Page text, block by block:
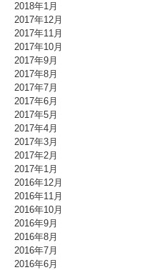
2018年1月
2017年12月
2017年11月
2017年10月
2017年9月
2017年8月
2017年7月
2017年6月
2017年5月
2017年4月
2017年3月
2017年2月
2017年1月
2016年12月
2016年11月
2016年10月
2016年9月
2016年8月
2016年7月
2016年6月